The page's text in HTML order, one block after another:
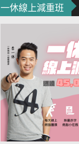
一休線上減重班